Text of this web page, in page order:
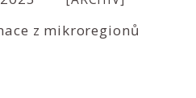
z mikroregionů